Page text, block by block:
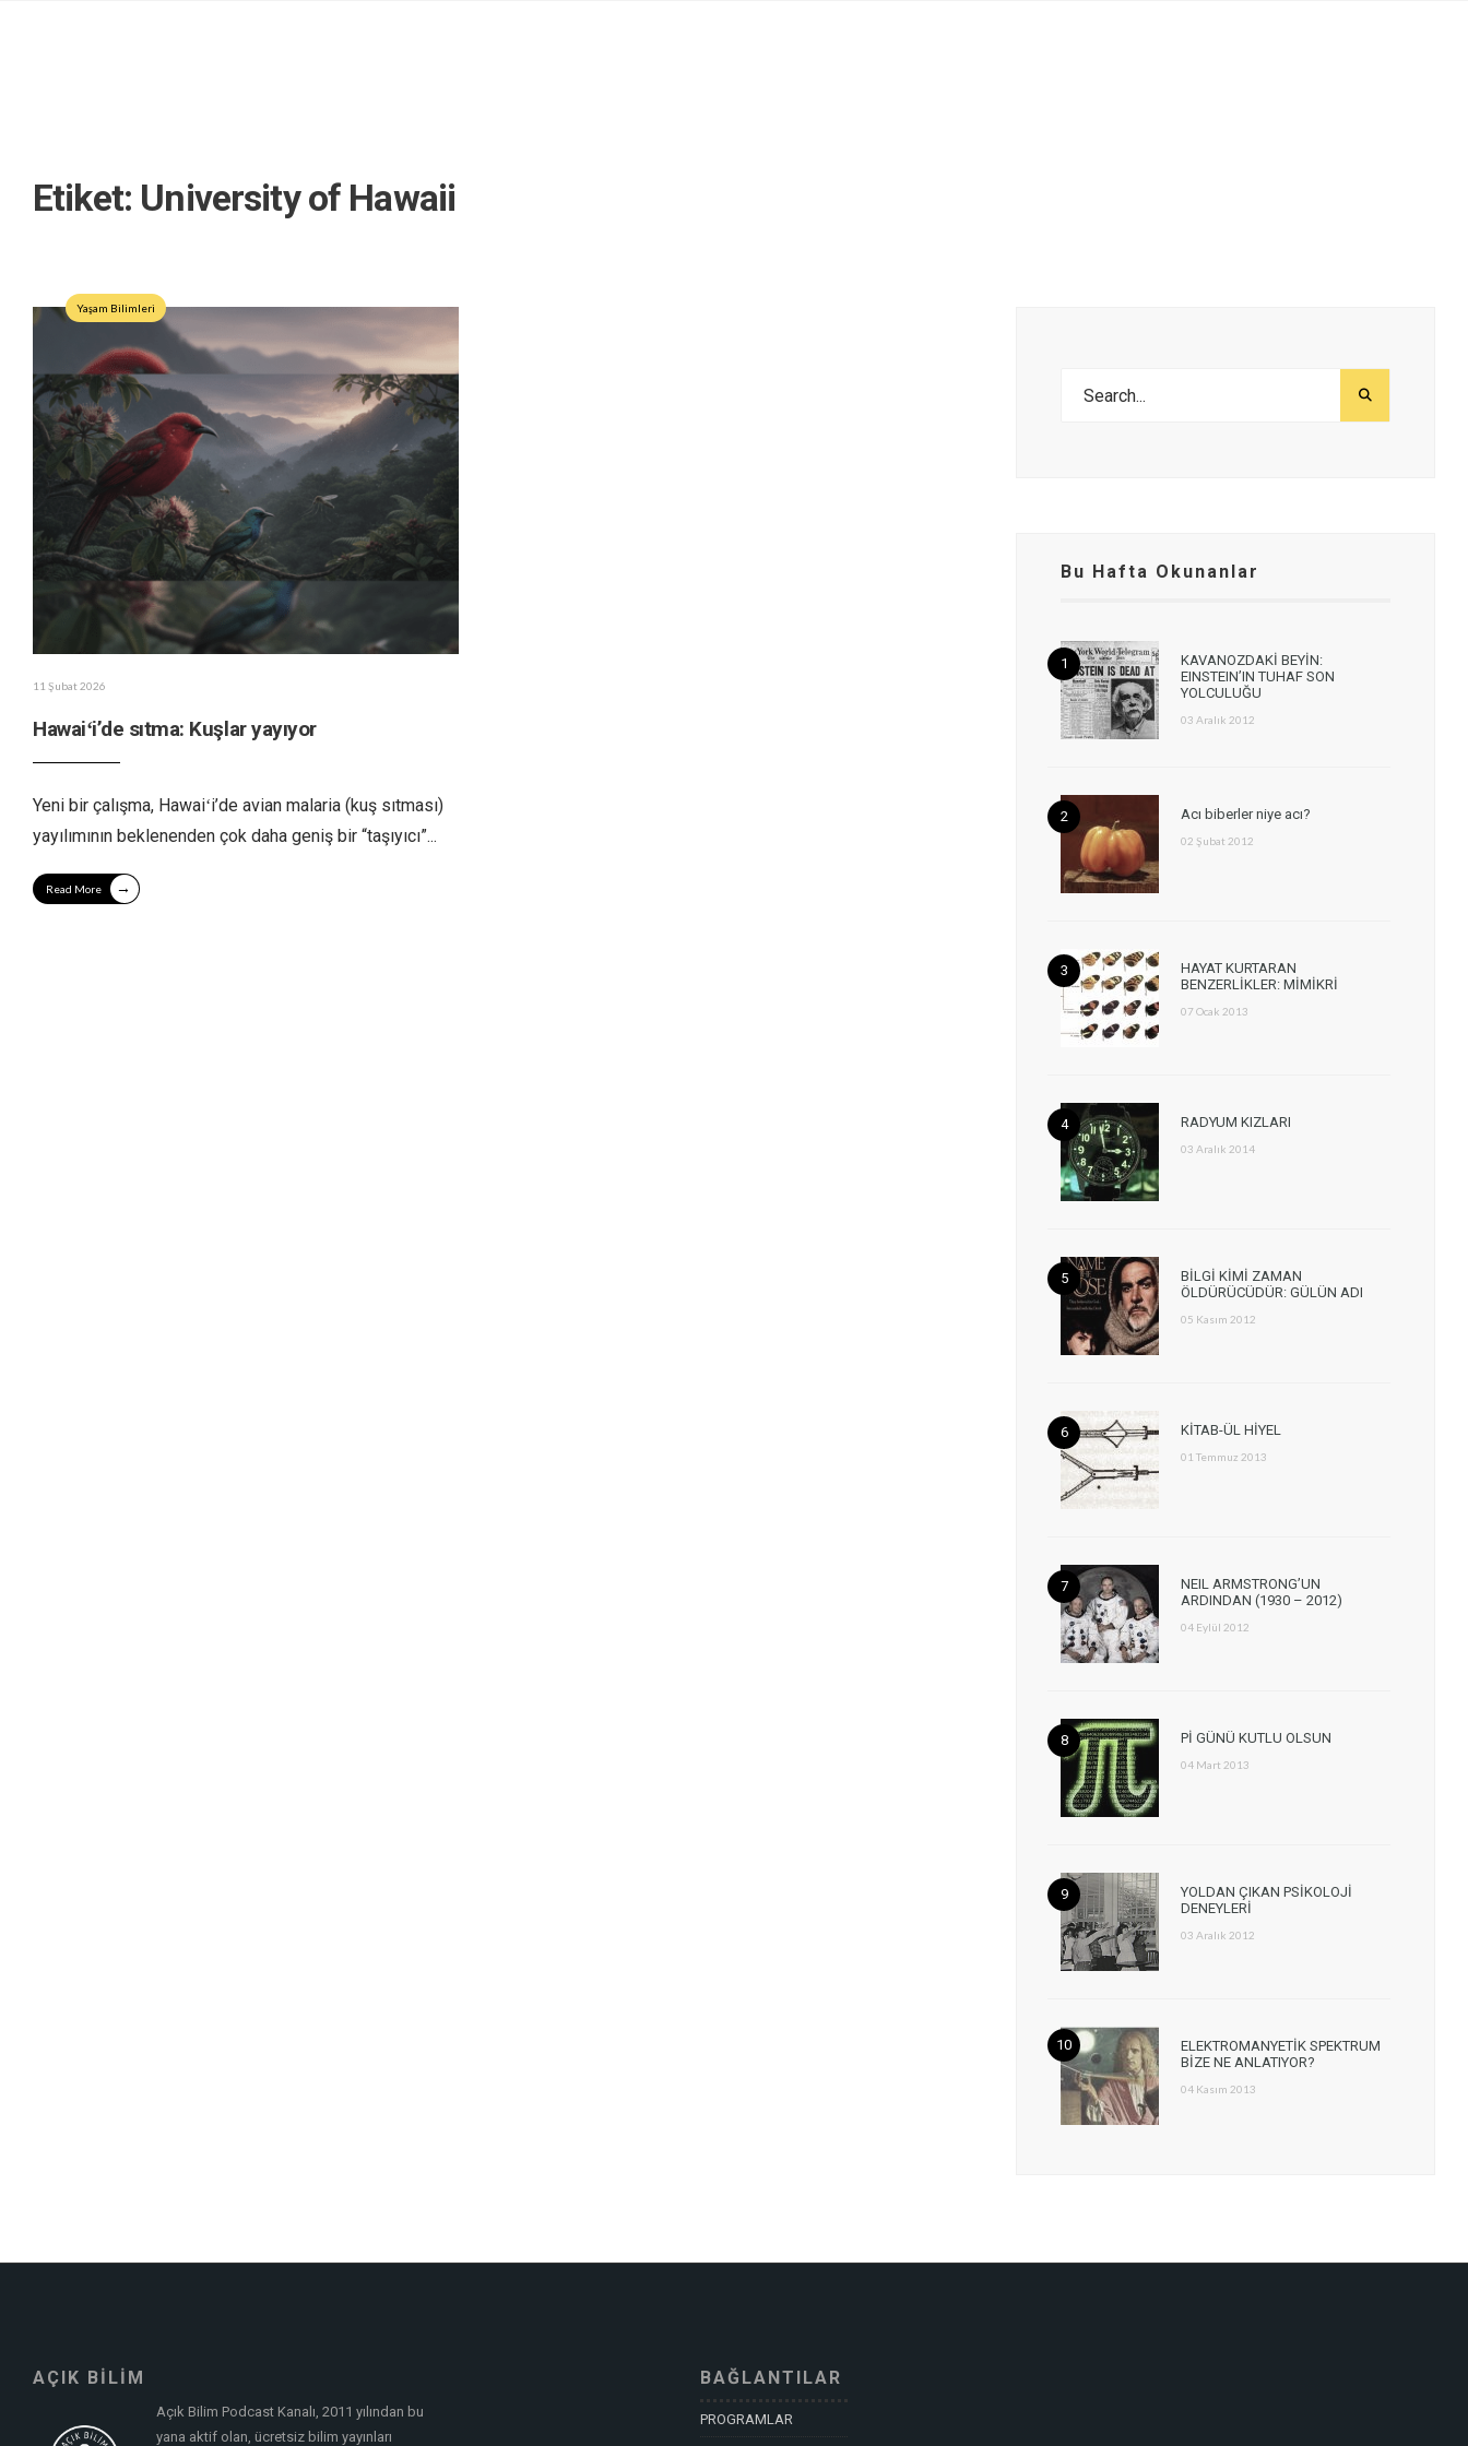
Etiket: University of Hawaii
Yaşam Bilimleri
11 Şubat 2026
Hawaiʻi’de sıtma: Kuşlar yayıyor
Yeni bir çalışma, Hawaiʻi’de avian malaria (kuş sıtması)
yayılımının beklenenden çok daha geniş bir “taşıyıcı”...
Read More →
Bu Hafta Okunanlar
KAVANOZDAKİ BEYİN:
EINSTEIN’IN TUHAF SON
YOLCULUĞU
03 Aralık 2012
Acı biberler niye acı?
02 Şubat 2012
HAYAT KURTARAN
BENZERLİKLER: MİMİKRİ
07 Ocak 2013
RADYUM KIZLARI
03 Aralık 2014
BİLGİ KİMİ ZAMAN
ÖLDÜRÜCÜDÜR: GÜLÜN ADI
05 Kasım 2012
KİTAB-ÜL HİYEL
01 Temmuz 2013
NEIL ARMSTRONG’UN
ARDINDAN (1930 – 2012)
04 Eylül 2012
Pİ GÜNÜ KUTLU OLSUN
04 Mart 2013
YOLDAN ÇIKAN PSİKOLOJİ
DENEYLERİ
03 Aralık 2012
ELEKTROMANYETİK SPEKTRUM
BİZE NE ANLATIYOR?
04 Kasım 2013
AÇIK BİLİM
Açık Bilim Podcast Kanalı, 2011 yılından bu
yana aktif olan, ücretsiz bilim yayınları
BAĞLANTILAR
PROGRAMLAR